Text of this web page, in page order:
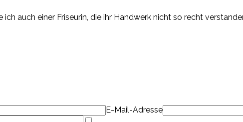
auch einer Friseurin, die ihr Handwerk nicht so recht
E-Mail-Adresse